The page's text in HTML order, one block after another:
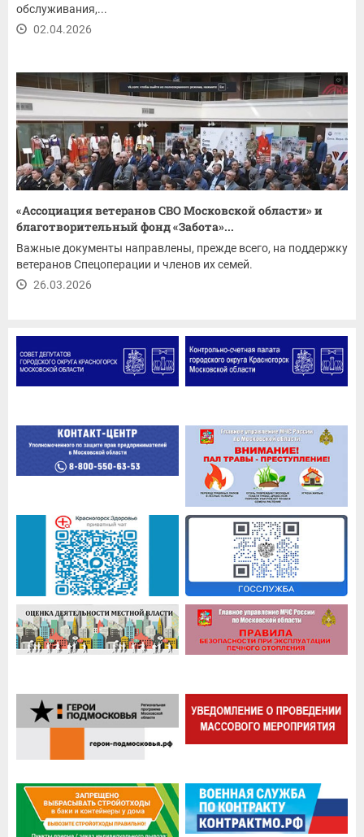
обслуживания,...
02.04.2026
«Ассоциация ветеранов СВО Московской области» и
благотворительный фонд «Забота»...
Важные документы направлены, прежде всего, на поддержку
ветеранов Спецоперации и членов их семей.
26.03.2026